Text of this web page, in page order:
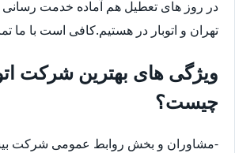
در روز های تعطیل هم آماده خدمت رسانی
تهران و اتوبار در هستیم.کافی است با ما
ویژگی های بهترین شرکت
چیست؟
-مشاوران و بخش روابط عمومی شرکت